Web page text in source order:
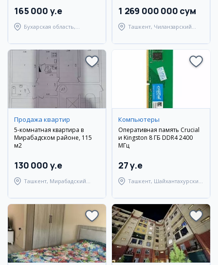
165 000 y.e
Бухарская область,
1 269 000 000 сум
Ташкент, Чиланзарский
Продажа квартир
5-комнатная квартира в
Мирабадском районе, 115
м2
130 000 y.e
Ташкент, Мирабадский
Компьютеры
Оперативная память Crucial
и Kingston 8 ГБ DDR4 2400
МГц
27 y.e
Ташкент, Шайхантахурский